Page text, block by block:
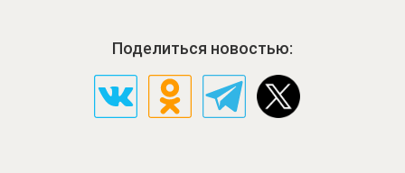
Поделиться новостью: